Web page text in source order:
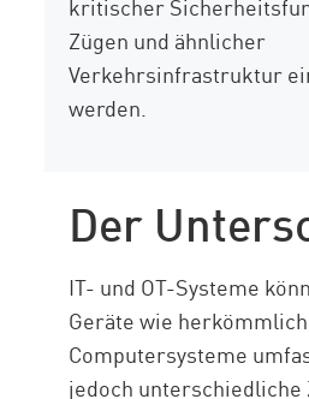
kritischer
Zügen und ähnlicher
Verkehrsinfrastruktur
werden.
Der
IT- und OT-Systeme
Geräte wie
Computersysteme
jedoch unterschiedliche